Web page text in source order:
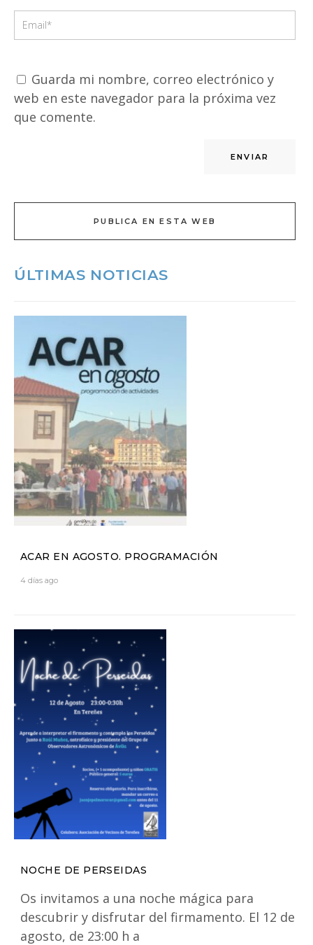
Guarda mi nombre, correo electrónico y
web en este navegador para la próxima vez
que comente.
PUBLICA EN ESTA WEB
ÚLTIMAS NOTICIAS
ACAR EN AGOSTO. PROGRAMACIÓN
4 días ago
NOCHE DE PERSEIDAS
Os invitamos a una noche mágica para
descubrir y disfrutar del firmamento. El 12 de
agosto, de 23:00 h a